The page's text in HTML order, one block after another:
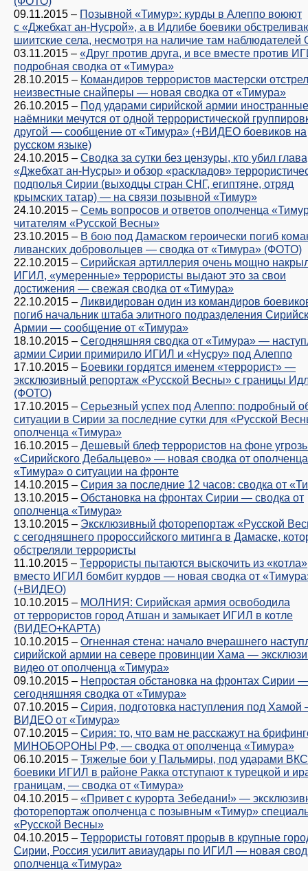
09.11.2015 – Позывной «Тимур»: курды в Алеппо воюют
с «Джебхат ан-Нусрой», а в Идлибе боевики
шиитские села, несмотря на наличие там
03.11.2015 – «Друг против друга, и все вместе против
подробная сводка от «Тимура»
28.10.2015 – Командиров террористов мастерски
неизвестные снайперы — новая сводка от «Тимура»
26.10.2015 – Под ударами сирийской армии иностранные
наёмники мечутся от одной террористической
другой — сообщение от «Тимура» (+ВИДЕО боевиков на
русском языке)
24.10.2015 – Сводка за сутки без цензуры, кто убил
«Джебхат ан-Нусры» и обзор «раскладов»
подполья Сирии (выходцы стран СНГ, египтяне, отряд
крымских татар) — на связи позывной «Тимур»
24.10.2015 – Семь вопросов и ответов ополченца
читателям «Русской Весны»
23.10.2015 – В бою под Дамаском героически погиб
ливанских добровольцев — сводка от «Тимура» (ФОТО)
22.10.2015 – Сирийская артиллерия очень мощно
ИГИЛ, «умеренные» террористы выдают это за свои
достижения — свежая сводка от «Тимура»
22.10.2015 – Ликвидирован один из командиров
погиб начальник штаба элитного подразделения
Армии — сообщение от «Тимура»
18.10.2015 – Сегодняшняя сводка от «Тимура» —
армии Сирии примирило ИГИЛ и «Нусру» под Алеппо
17.10.2015 – Боевики гордятся именем «террорист» —
эксклюзивный репортаж «Русской Весны» с границы
(ФОТО)
17.10.2015 – Серьезный успех под Алеппо: подробный
ситуации в Сирии за последние сутки для «Русской
ополченца «Тимура»
16.10.2015 – Дешевый блеф террористов на фоне
«Сирийского Дебальцево» — новая сводка от ополченца
«Тимура» о ситуации на фронте
14.10.2015 – Сирия за последние 12 часов: сводка от
13.10.2015 – Обстановка на фронтах Сирии — сводка от
ополченца «Тимура»
13.10.2015 – Эксклюзивный фоторепортаж «Русской
с сегодняшнего пророссийского митинга в Дамаске,
обстреляли террористы
11.10.2015 – Террористы пытаются выскочить из
вместо ИГИЛ бомбит курдов — новая сводка от
(+ВИДЕО)
10.10.2015 – МОЛНИЯ: Сирийская армия освободила
от террористов город Атшан и замыкает ИГИЛ в котле
(ВИДЕО+КАРТА)
10.10.2015 – Огненная стена: начало вчерашнего
сирийской армии на севере провинции Хама —
видео от ополченца «Тимура»
09.10.2015 – Непростая обстановка на фронтах Сирии —
сегодняшняя сводка от «Тимура»
07.10.2015 – Сирия, подготовка наступления под
ВИДЕО от «Тимура»
07.10.2015 – Сирия: то, что вам не расскажут на
МИНОБОРОНЫ РФ, — сводка от ополченца «Тимура»
06.10.2015 – Тяжелые бои у Пальмиры, под ударами
боевики ИГИЛ в районе Ракка отступают к турецкой и
границам, — сводка от «Тимура»
04.10.2015 – «Привет с курорта Зебедани!» —
фоторепортаж ополченца с позывным «Тимур»
«Русской Весны»
04.10.2015 – Террористы готовят прорыв в крупные
Сирии, Россия усилит авиаудары по ИГИЛ — новая
ополченца «Тимура»